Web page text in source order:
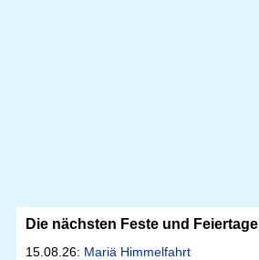
Die nächsten Feste und Feiertage
15.08.26: Mariä Himmelfahrt